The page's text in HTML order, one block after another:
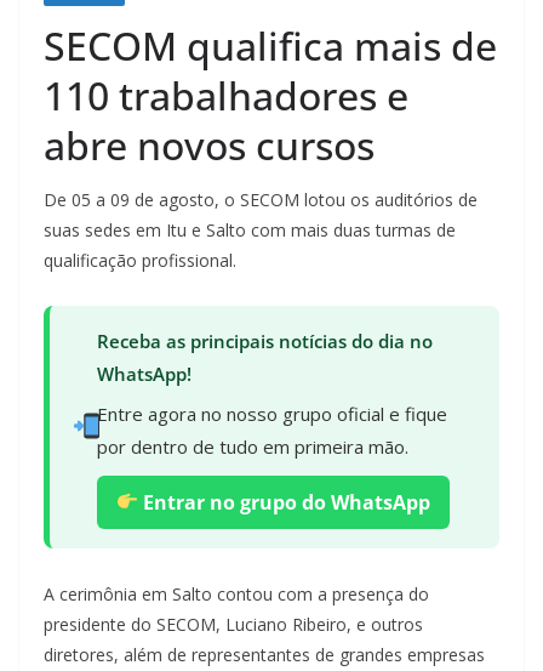
SECOM qualifica mais de
110 trabalhadores e
abre novos cursos
De 05 a 09 de agosto, o SECOM lotou os auditórios de
suas sedes em Itu e Salto com mais duas turmas de
qualificação profissional.
Receba as principais notícias do dia no
WhatsApp!
Entre agora no nosso grupo oficial e fique
por dentro de tudo em primeira mão.
Entrar no grupo do WhatsApp
A cerimônia em Salto contou com a presença do
presidente do SECOM, Luciano Ribeiro, e outros
diretores, além de representantes de grandes empresas